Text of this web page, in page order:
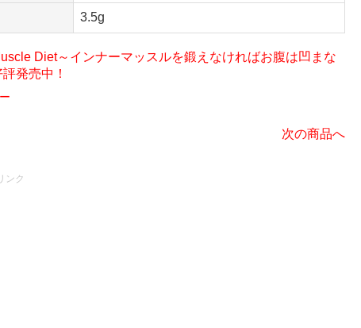
3.5g
Diet～インナーマッスルを鍛えなければお腹は凹まな
発売中！
次の商品へ
ンク